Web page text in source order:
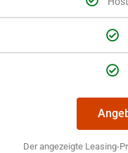
Der angezeigte Leasing-